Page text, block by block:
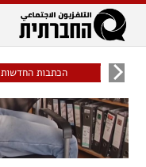
visibility_off
ביטול הבהובים
הכתבות החדשות